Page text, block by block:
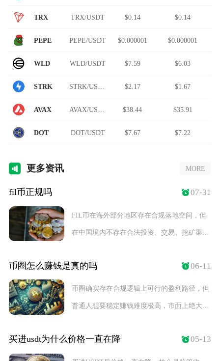
TRX TRX/USDT $0.14 $0.14
PEPE PEPE/USDT $0.000001 $0.000001
WLD WLD/USDT $7.59 $6.03
STRK $2.17 $1.67
AVAX $38.44 $35.91
DOT DOT/USDT $7.67 $7.22
更多资讯 MORE
fil币正规吗 07-31
FIL币在海外部分地区存在合规落地空间，但
在中国境内不存在合法投资、交易、挖矿渠
币圈怎么赚钱是真的吗 06-11
币圈确实存在合规逻辑上可行的盈利路径，但
普通人想要稳定赚钱难度极高，市面上绝大多
买进usdt为什么价格一直在降 05-13